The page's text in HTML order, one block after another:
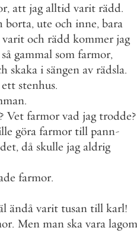
, att jag alltid varit rädd.
borta, ute och inne, bara
varit och rädd kommer jag
så gammal som farmor,
skaka i sängen av rädsla.
ett stenhus.
.
? Vet farmor vad jag trodde?
göra farmor till pann-
det, då skulle jag aldrig
farmor.
ändå varit tusan till karl!
. Men man ska vara lagom